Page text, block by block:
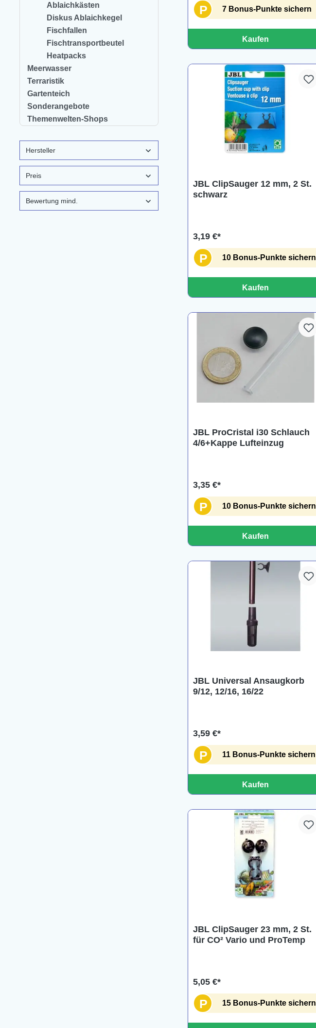
Ablaichkästen
Diskus Ablaichkegel
Fischfallen
Fischtransportbeutel
Heatpacks
Meerwasser
Terraristik
Gartenteich
Sonderangebote
Themenwelten-Shops
Hersteller
Preis
Bewertung mind.
P 7 Bonus-Punkte sichern
Kaufen
JBL ClipSauger 12 mm, 2 St.
schwarz
3,19 €*
P 10 Bonus-Punkte sichern
Kaufen
JBL ProCristal i30 Schlauch
4/6+Kappe Lufteinzug
3,35 €*
P 10 Bonus-Punkte sichern
Kaufen
JBL Universal Ansaugkorb
9/12, 12/16, 16/22
3,59 €*
P 11 Bonus-Punkte sichern
Kaufen
JBL ClipSauger 23 mm, 2 St.
für CO² Vario und ProTemp
5,05 €*
P 15 Bonus-Punkte sichern